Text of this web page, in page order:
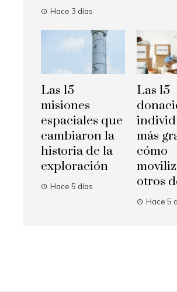
Hace 3 días
Las 15
misiones
espaciales que
cambiaron la
historia de la
exploración
Hace 5 días
Las 15
más
cómo
otros
Hace 5